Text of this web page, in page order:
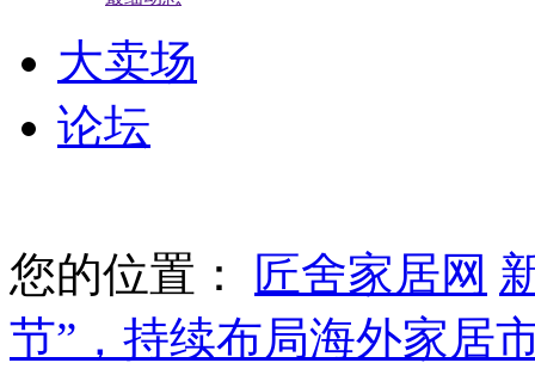
大卖场
论坛
您的位置： 匠舍家居网
节”，持续布局海外家居